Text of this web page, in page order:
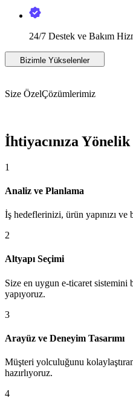
24/7 Destek ve Bakım
Bizimle Yükselenler
Size ÖzelÇözümlerimiz
İhtiyacınıza
1
Analiz ve Planlama
İş hedeflerinizi, ürün yapınızı
2
Altyapı Seçimi
Size en uygun e-ticaret sistemini
yapıyoruz.
3
Arayüz ve Deneyim Tasarımı
Müşteri yolculuğunu
hazırlıyoruz.
4